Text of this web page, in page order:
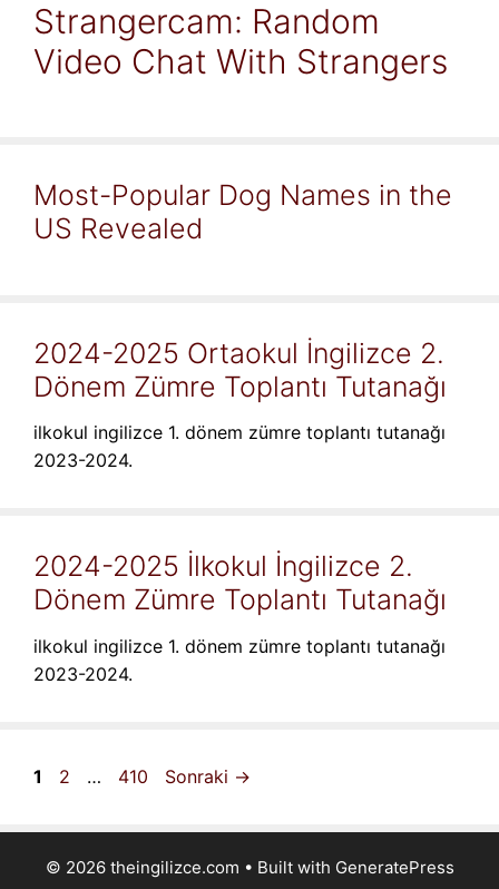
Strangercam: Random
Video Chat With Strangers
Most-Popular Dog Names in the
US Revealed
2024-2025 Ortaokul İngilizce 2.
Dönem Zümre Toplantı Tutanağı
ilkokul ingilizce 1. dönem zümre toplantı tutanağı
2023-2024.
2024-2025 İlkokul İngilizce 2.
Dönem Zümre Toplantı Tutanağı
ilkokul ingilizce 1. dönem zümre toplantı tutanağı
2023-2024.
Sayfa
1 Sayfa
2 … Sayfa
410 Sonraki →
© 2026 theingilizce.com • Built with GeneratePress